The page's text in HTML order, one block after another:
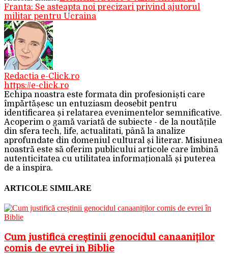
Franta: Se asteapta noi precizari privind ajutorul
militar pentru Ucraina
Redactia e-Click.ro
https://e-click.ro
Echipa noastra este formata din profesioniști care
împărtășesc un entuziasm deosebit pentru
identificarea și relatarea evenimentelor semnificative.
Acoperim o gamă variată de subiecte - de la noutățile
din sfera tech, life, actualitati, până la analize
aprofundate din domeniul cultural și literar. Misiunea
noastră este să oferim publicului articole care îmbină
autenticitatea cu utilitatea informațională și puterea
de a inspira.
ARTICOLE SIMILARE
Cum justifică creștinii genocidul canaaniților
comis de evrei în Biblie